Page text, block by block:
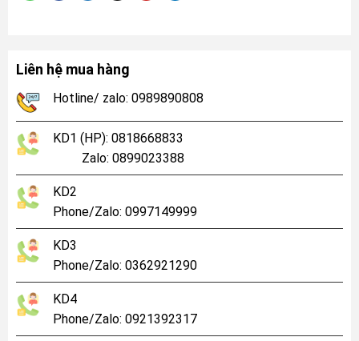
Liên hệ mua hàng
Hotline/ zalo: 0989890808
KD1 (HP): 0818668833
Zalo: 0899023388
KD2
Phone/Zalo: 0997149999
KD3
Phone/Zalo: 0362921290
KD4
Phone/Zalo: 0921392317